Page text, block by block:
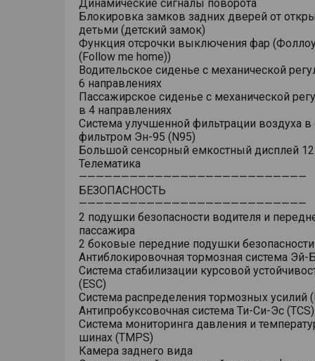
Динамические сигналы поворота
Блокировка замков задних дверей от
детьми (детский замок)
Функция отсрочки выключения фар
(Follow me home))
Водительское сиденье с механической
6 направлениях
Пассажирское сиденье с механической
в 4 направлениях
Система улучшенной фильтрации воздуха в
фильтром Эн-95 (N95)
Большой сенсорный емкостный дисплей
Телематика
———————————————————————————
БЕЗОПАСНОСТЬ
———————————————————————————
2 подушки безопасности водителя и
пассажира
2 боковые передние подушки безопасности
Антиблокировочная тормозная система Эй-
Система стабилизации курсовой
(ESC)
Система распределения тормозных усилий
Антипробуксовочная система Ти-Си-Эс (TCS)
Система мониторинга давления и
шинах (TMPS)
Камера заднего вида